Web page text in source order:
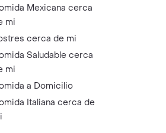
Mexicana cerca
mi
cerca de mi
Saludable cerca
mi
a Domicilio
Italiana cerca de